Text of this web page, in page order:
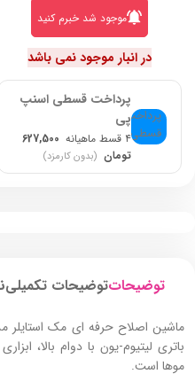
تکنولوژی بالا آوردن و برش مو برای
اصلاح حرفه‌ ای
ولتاژ ورودی 100–240V مناسب سفر
300 دقیقه استفاده پس از شارژ کامل
جنس تیغه استیل ضد زنگ با
ماندگاری بال
همراه با 6 عدد شانه اصلاح
دارای چراغ نشانگر شارژ
موجود شد خبرم کنید
در انبار موجود نمی باشد
پرداخت قسطی اسنپ
پی
۴ قسط ماهیانه
627,500
تومان (بدون کارمزد)
توضیحاتتوضیحات تکمیلی
باتری لیتیوم-یون با دوام بالا،
موها است.